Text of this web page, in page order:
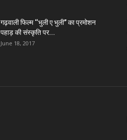
गढ़वाली फिल्म ‘‘भुली ए भुली’’ का प्रमोशन
पहाड़ की संस्कृति पर...
June 18, 2017